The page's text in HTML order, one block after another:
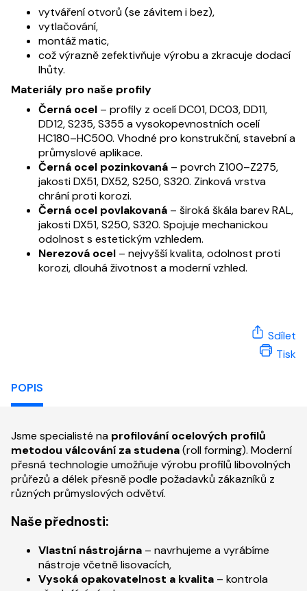
vytváření otvorů (se závitem i bez),
vytlačování,
montáž matic,
což výrazně zefektivňuje výrobu a zkracuje dodací
lhůty.
Materiály pro naše profily
Černá ocel – profily z ocelí DC01, DC03, DD11,
DD12, S235, S355 a vysokopevnostních ocelí
HC180–HC500. Vhodné pro konstrukční, stavební a
průmyslové aplikace.
Černá ocel pozinkovaná – povrch Z100–Z275,
jakosti DX51, DX52, S250, S320. Zinková vrstva
chrání proti korozi.
Černá ocel povlakovaná – široká škála barev RAL,
jakosti DX51, S250, S320. Spojuje mechanickou
odolnost s estetickým vzhledem.
Nerezová ocel – nejvyšší kvalita, odolnost proti
korozi, dlouhá životnost a moderní vzhled.
Sdílet
Tisk
POPIS
Jsme specialisté na profilování ocelových profilů
metodou válcování za studena(roll forming). Moderní
přesná technologie umožňuje výrobu profilů libovolných
průřezů a délek přesně podle požadavků zákazníků z
různých průmyslových odvětví.
Naše přednosti:
Vlastní nástrojárna – navrhujeme a vyrábíme
nástroje včetně lisovacích,
Vysoká opakovatelnost a kvalita – kontrola